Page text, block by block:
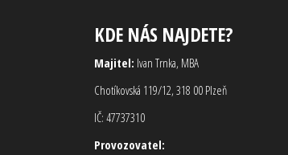
KDE NÁS NAJDETE?
Majitel: Ivan Trnka, MBA
Chotíkovská 119/12, 318 00 Plzeň
IČ: 47737310
Provozovatel: